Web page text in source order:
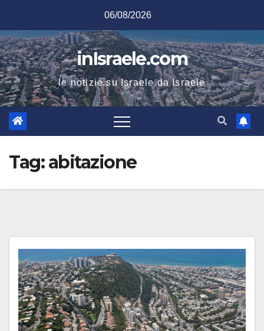
contenuto
06/08/2026
inIsraele.com
le notizie su Israele da Israele
Tag:abitazione